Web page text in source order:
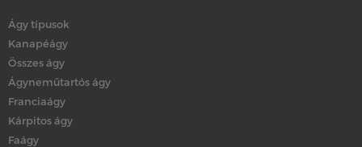
Ágy típusok
Kanapéágy
Összes ágy
Ágyneműtartós ágy
Franciaágy
Kárpitos ágy
Faágy